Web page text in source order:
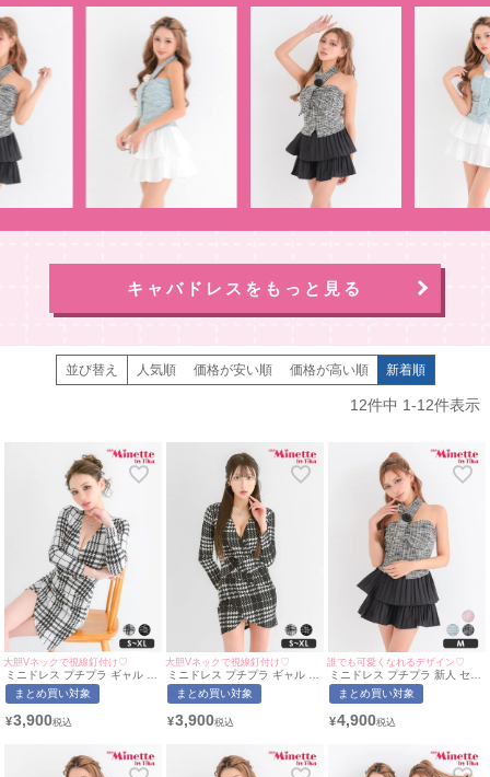
キャバドレスをもっと見る
並び替え 人気順 価格が安い順 価格が高い順 新着順
12件中 1-12件表示
大胆Vネックで視線釘付け♡
ミニドレス プチプラ ギャル タ
イト 長袖 袖あり セクシー ラ
ウンジ チェック柄 低身長 谷間
白 キャバドレス Luvique (みの
まとめ買い対象
¥3,900
大胆Vネックで視線釘付け♡
ミニドレス プチプラ ギャル タ
イト 長袖 袖あり セクシー ラ
ウンジ チェック柄 低身長 谷間
ドレス Luvique (ちぴたん着
まとめ買い対象
¥3,900
誰でも可愛くなれるデザイン♡
ミニドレス プチプラ 新人 セッ
トアップ ツイード フレア 韓国
ドレス ベアトップ 低身長 胸元
ーパンツ ブラック キャバドレ
まとめ買い対象
¥4,900